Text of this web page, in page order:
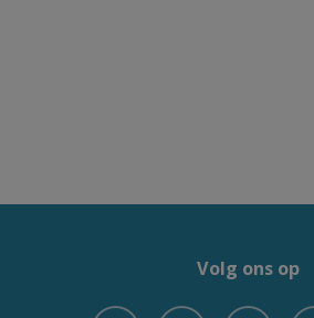
Volg ons op